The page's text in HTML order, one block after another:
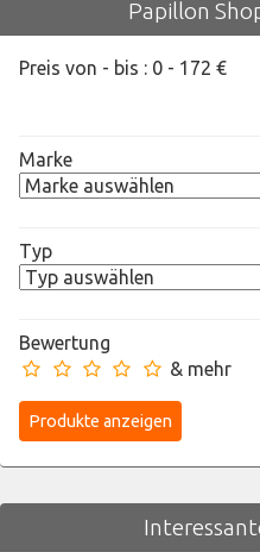
Papillon
Preis von - bis : 0 - 172 €
Marke
Typ
Bewertung
& mehr